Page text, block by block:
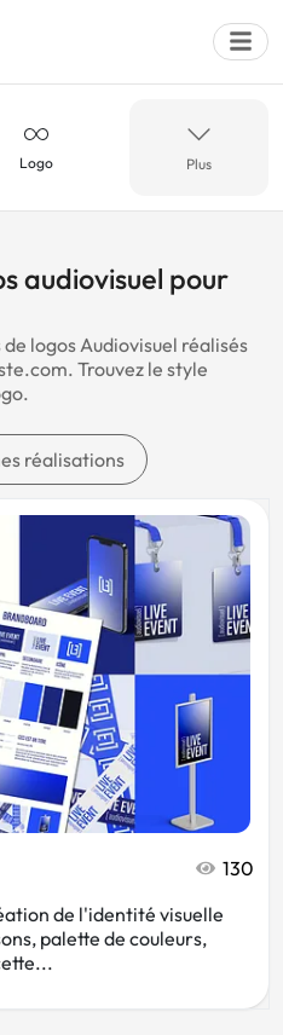
Déposer une
Logo
Couture
Dentaire
Immobilier
Yoga
Culture
Plus
audiovisuel pour
logos Audiovisuel réalisés
Trouvez le style
réalisations
130
de l'identité visuelle
palette de couleurs,